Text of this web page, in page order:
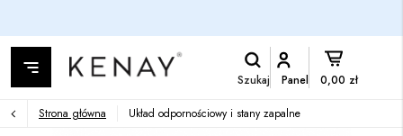
Szukaj Panel 0,00 zł
Strona główna Układ odpornościowy i stany zapalne